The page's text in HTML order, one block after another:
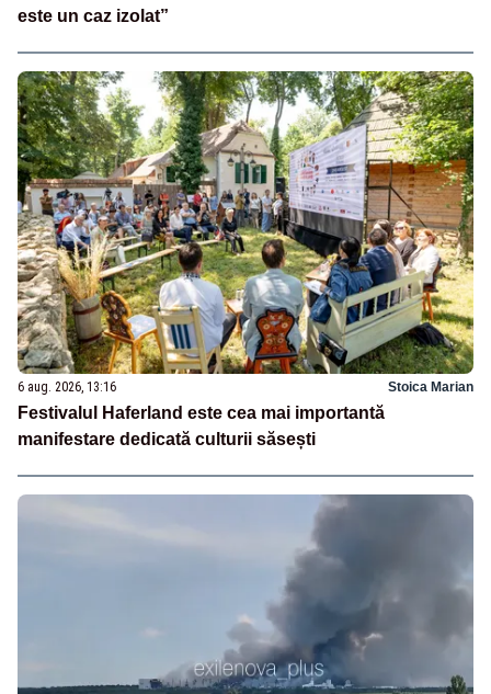
este un caz izolat”
6 aug. 2026, 13:16 Stoica Marian
Festivalul Haferland este cea mai importantă
manifestare dedicată culturii săsești